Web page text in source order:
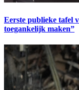
Eerste publieke tafel
toegankelijk maken”